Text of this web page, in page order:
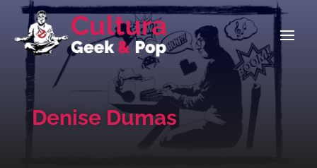
Denise Dumas